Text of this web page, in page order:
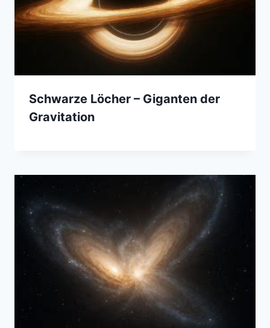
Schwarze Löcher – Giganten der
Gravitation